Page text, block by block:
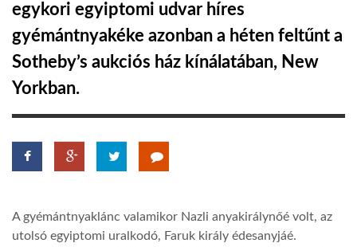
GLOBOZSARU
DOBRAVERO.HU
LATIMO.HU
egykori egyiptomi udvar híres
gyémántnyakéke azonban a héten feltűnt a
Sotheby’s aukciós ház kínálatában, New
Yorkban.
A gyémántnyaklánc valamikor Nazli anyakirálynőé volt, az
utolsó egyiptomi uralkodó, Faruk király édesanyjáé.